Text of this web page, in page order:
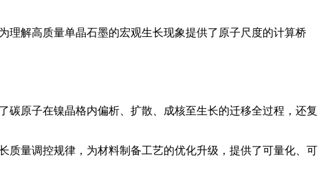
理解高质量单晶石墨的宏观生长现象提供了原子尺度的计算桥
原子在镍晶格内偏析、扩散、成核至生长的迁移全过程，还复
质量调控规律，为材料制备工艺的优化升级，提供了可量化、可